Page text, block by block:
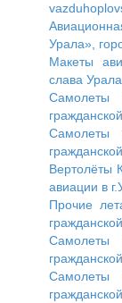
Урала»,
Макеты
слава
Вертолёты
авиации в
Прочие